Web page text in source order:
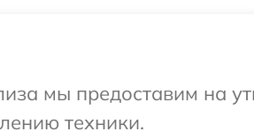
мы предоставим на
техники.